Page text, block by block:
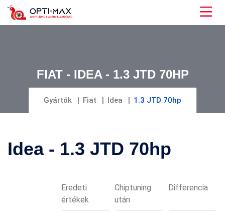
FIAT - IDEA - 1.3 JTD 70HP
Gyártók Fiat Idea 1.3 JTD 70hp
Idea - 1.3 JTD 70hp
Eredeti
értékek
Chiptuning
után
Differencia